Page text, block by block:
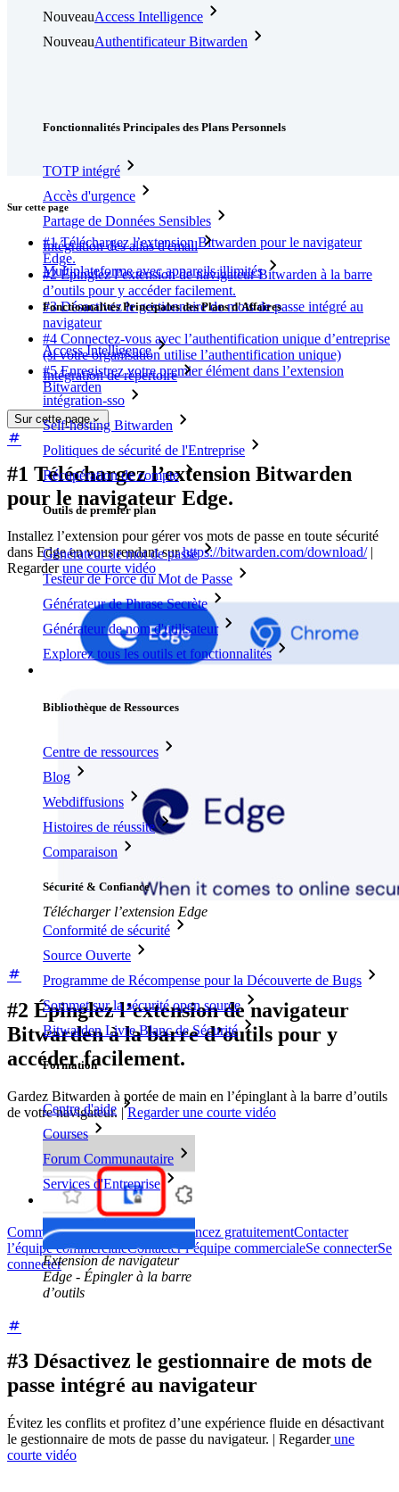
NouveauAccess Intelligence
NouveauAuthentificateur Bitwarden
Fonctionnalités Principales des Plans Personnels
TOTP intégré
Accès d'urgence
Partage de Données Sensibles
Intégration des alias d'email
Multiplateforme avec appareils illimités
Fonctionnalités Principales des Plans d'Affaires
Access Intelligence
Intégration de répertoire
intégration-sso
Self-hosting Bitwarden
Politiques de sécurité de l'Entreprise
Récupération de compte
Outils de premier plan
Générateur de mot de passe
Testeur de Force du Mot de Passe
Générateur de Phrase Secrète
Générateur de nom d'utilisateur
Explorez tous les outils et fonctionnalités
Bibliothèque de Ressources
Centre de ressources
Blog
Webdiffusions
Histoires de réussite
Comparaison
Sécurité & Confiance
Conformité de sécurité
Source Ouverte
Programme de Récompense pour la Découverte de Bugs
Sommet sur la sécurité open source
Bitwarden Livre Blanc de Sécurité
Formation
Centre d'aide
Courses
Forum Communautaire
Services d'Entreprise
Commencez gratuitementCommencez gratuitementContacter
l’équipe commercialeContacter l’équipe commercialeSe connecterSe
connecter
Sur cette page
#1 Téléchargez l’extension Bitwarden pour le navigateur
Edge.
#2 Épinglez l’extension de navigateur Bitwarden à la barre
d’outils pour y accéder facilement.
#3 Désactivez le gestionnaire de mots de passe intégré au
navigateur
#4 Connectez-vous avec l’authentification unique d’entreprise
(si votre organisation utilise l’authentification unique)
#5 Enregistrez votre premier élément dans l’extension
Bitwarden
Sur cette page
#1 Téléchargez l’extension Bitwarden
pour le navigateur Edge.
Installez l’extension pour gérer vos mots de passe en toute sécurité
dans Edge en vous rendant surhttps://bitwarden.com/download/|
Regarderune courte vidéo
Télécharger l’extension Edge
#2 Épinglez l’extension de navigateur
Bitwarden à la barre d’outils pour y
accéder facilement.
Gardez Bitwarden à portée de main en l’épinglant à la barre d’outils
de votre navigateur. |Regarder une courte vidéo
Extension de navigateur
Edge - Épingler à la barre
d’outils
#3 Désactivez le gestionnaire de mots de
passe intégré au navigateur
Évitez les conflits et profitez d’une expérience fluide en désactivant
le gestionnaire de mots de passe du navigateur. | Regarderune
courte vidéo